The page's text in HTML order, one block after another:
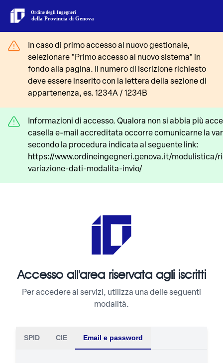
Ordine degli Ingegneri
della Provincia di Genova
In caso di primo accesso al nuovo gestionale,
selezionare "Primo accesso al nuovo sistema" in
fondo alla pagina. Il numero di iscrizione richiesto
deve essere inserito con la lettera della sezione di
appartenenza, es. 1234A / 1234B
Informazioni di accesso. Qualora non si abbia più
casella e-mail accreditata occorre comunicarne la
secondo la procedura indicata al seguente link:
https://www.ordineingegneri.genova.it/modulistica/
variazione-dati-modalita-invio/
Accesso all'area riservata agli iscritti
Per accedere ai servizi, utilizza una delle seguenti
modalità.
SPID CIE Email e password